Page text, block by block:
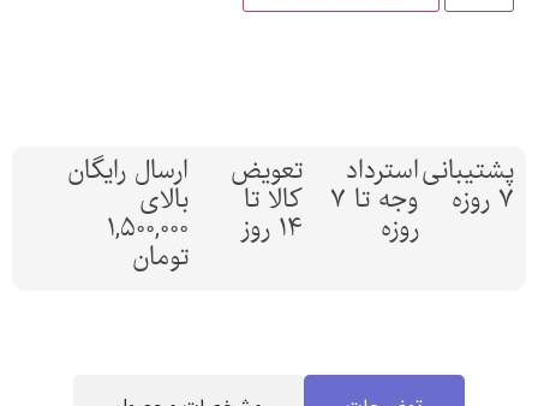
پشتیبانی
7 روزه
استرداد
وجه تا 7
روزه
تعویض
کالا تا
14 روز
ارسال رایگان
بالای
1,500,000
تومان